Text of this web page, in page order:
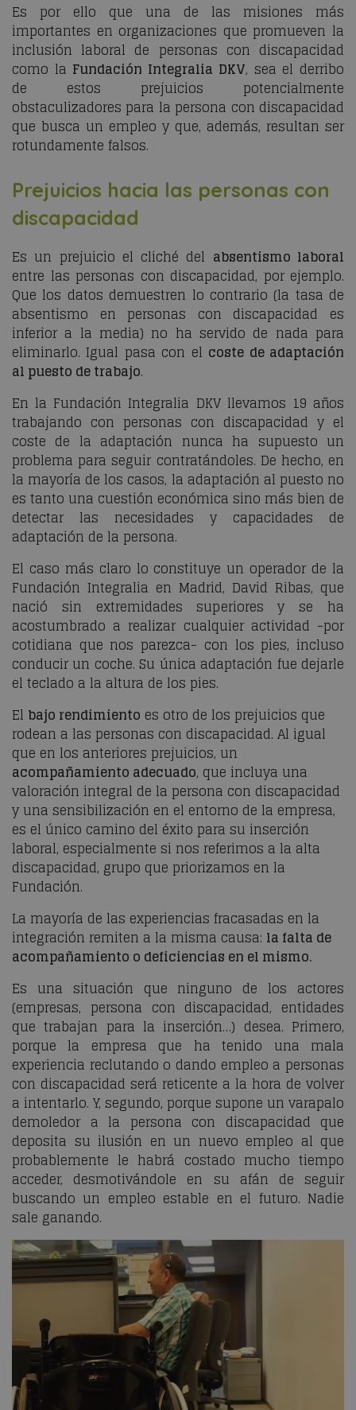
Es por ello que una de las misiones más
importantes en organizaciones que promueven la
inclusión laboral de personas con discapacidad
como la Fundación Integralia DKV, sea el derribo
de estos prejuicios potencialmente
obstaculizadores para la persona con discapacidad
que busca un empleo y que, además, resultan ser
rotundamente falsos.
Prejuicios hacia las personas con
discapacidad
Es un prejuicio el cliché del absentismo laboral
entre las personas con discapacidad, por ejemplo.
Que los datos demuestren lo contrario (la tasa de
absentismo en personas con discapacidad es
inferior a la media) no ha servido de nada para
eliminarlo. Igual pasa con el coste de adaptación
al puesto de trabajo.
En la Fundación Integralia DKV llevamos 19 años
trabajando con personas con discapacidad y el
coste de la adaptación nunca ha supuesto un
problema para seguir contratándoles. De hecho, en
la mayoría de los casos, la adaptación al puesto no
es tanto una cuestión económica sino más bien de
detectar las necesidades y capacidades de
adaptación de la persona.
El caso más claro lo constituye un operador de la
Fundación Integralia en Madrid, David Ribas, que
nació sin extremidades superiores y se ha
acostumbrado a realizar cualquier actividad -por
cotidiana que nos parezca- con los pies, incluso
conducir un coche. Su única adaptación fue dejarle
el teclado a la altura de los pies.
El bajo rendimiento es otro de los prejuicios que
rodean a las personas con discapacidad. Al igual
que en los anteriores prejuicios, un
acompañamiento adecuado, que incluya una
valoración integral de la persona con discapacidad
y una sensibilización en el entorno de la empresa,
es el único camino del éxito para su inserción
laboral, especialmente si nos referimos a la alta
discapacidad, grupo que priorizamos en la
Fundación.
La mayoría de las experiencias fracasadas en la
integración remiten a la misma causa: la falta de
acompañamiento o deficiencias en el mismo.
Es una situación que ninguno de los actores
(empresas, persona con discapacidad, entidades
que trabajan para la inserción…) desea. Primero,
porque la empresa que ha tenido una mala
experiencia reclutando o dando empleo a personas
con discapacidad será reticente a la hora de volver
a intentarlo. Y, segundo, porque supone un varapalo
demoledor a la persona con discapacidad que
deposita su ilusión en un nuevo empleo al que
probablemente le habrá costado mucho tiempo
acceder, desmotivándole en su afán de seguir
buscando un empleo estable en el futuro. Nadie
sale ganando.